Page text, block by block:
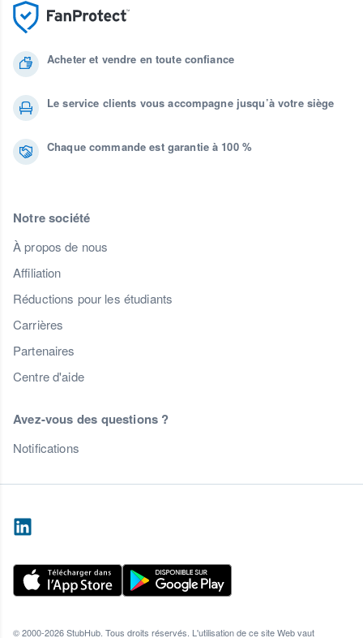
Acheter et vendre en toute confiance
Le service clients vous accompagne jusqu’à votre siège
Chaque commande est garantie à 100 %
Notre société
À propos de nous
Affiliation
Réductions pour les étudiants
Carrières
Partenaires
Centre d'aide
Avez-vous des questions ?
Notifications
© 2000-2026 StubHub. Tous droits réservés. L'utilisation de ce site Web vaut